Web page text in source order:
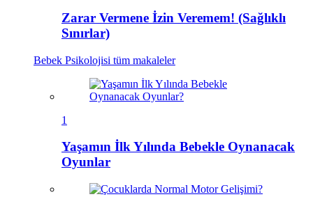
Zarar Vermene İzin Veremem! (Sağlıklı
Sınırlar)
Bebek Psikolojisi tüm makaleler
1
Yaşamın İlk Yılında Bebekle Oynanacak
Oyunlar